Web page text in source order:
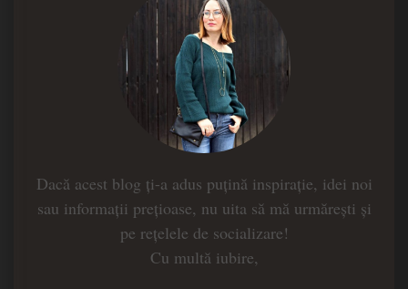
Dacă acest blog ți-a adus puțină inspirație, idei noi
sau informații prețioase, nu uita să mă urmărești și
pe rețelele de socializare!
Cu multă iubire,